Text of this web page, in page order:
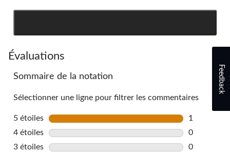
Évaluations
Sommaire de la notation
Sélectionner une ligne pour filtrer les commentaires
5 étoiles étoiles
1
1
4 étoiles étoiles
0
0
3 étoiles étoiles
0
Feedback